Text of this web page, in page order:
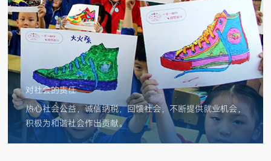
对社会的责任
热心社会公益，诚信纳税，回馈社会，不断提供就业机会，
积极为和谐社会作出贡献。